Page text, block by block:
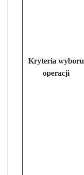
Kryteria wyboru
operacji